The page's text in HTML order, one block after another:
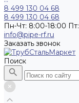
8 499 130 04 68
8 499 130 04 68
Пн-Чт: 8:00-18:00
info@pipe-rf.ru
Заказать звонок
Поиск